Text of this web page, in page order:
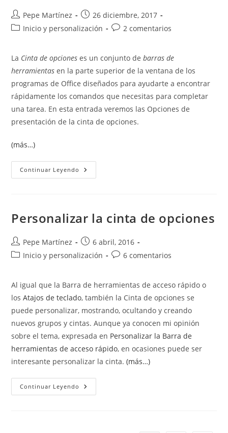
Autor
de
Pepe Martínez
Publicación
de
26 diciembre, 2017
Categoría
entrada:
Inicio y personalización
Comentarios
entrada:
2 comentarios
La Cinta de opciones es un conjunto debarras de
herramientas en la parte superior de la ventana de los
programas de Office diseñados para ayudarte a encontrar
rápidamente los comandos que necesitas para completar
una tarea. En esta entrada veremos las Opciones de
presentación de la cinta de opciones.
(más…)
Continuar Leyendo Mostrar
U
Office.
Opciones
De
La
Cinta
Personalizar la cinta de opciones
Autor
de
Pepe Martínez
Publicación
de
6 abril, 2016
Categoría
entrada:
Inicio y personalización
Comentarios
entrada:
6 comentarios
Al igual que la Barra de herramientas de acceso rápido o
losAtajos de teclado, también la Cinta de opciones se
puede personalizar, mostrando, ocultando y creando
nuevos grupos y cintas. Aunque ya conocen mi opinión
sobre el tema, expresada en Personalizar la Barra de
herramientas de acceso rápido, en ocasiones puede ser
interesante personalizar la cinta.(más…)
Continuar Leyendo Personalizar
La